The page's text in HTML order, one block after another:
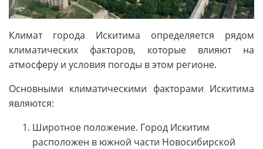
Климат города Искитима определяется рядом
климатических факторов, которые влияют на
атмосферу и условия погоды в этом регионе.
Основными климатическими факторами Искитима
являются:
Широтное положение. Город Искитим
расположен в южной части Новосибирской